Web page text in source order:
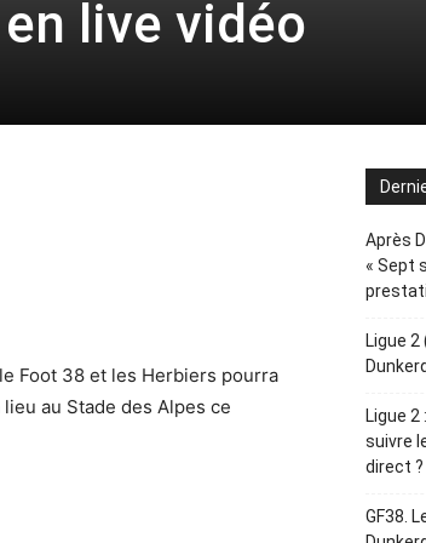
live vidéo
Foot 38 et les Herbiers pourra
au Stade des Alpes ce
Après
« Sept
Ligue
Ligue
suivre
direct ?
GF38.